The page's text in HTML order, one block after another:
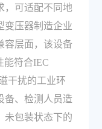
，可适配不同地
变压器制造企业
容层面，该设备
能符合IEC
干扰的工业环
备、检测人员造
未包装状态下的